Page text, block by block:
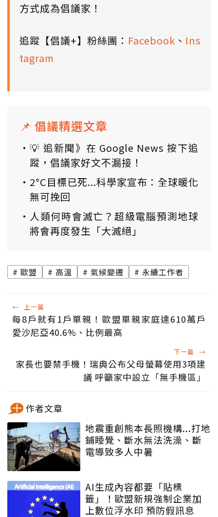
方式成為倡議家！
追蹤【倡議+】粉絲團： Facebook 、 Ins
tagram
📌 倡議精選文章
💡 追新聞》在 Google News 按下追
蹤，倡議家好文不漏接！
2°C目標已死...科學家宣布：全球暖化
無可挽回
人類何時會滅亡？超級電腦預測地球
將會再度發生「大滅絕」
歐盟 高溫 氣候變遷 永續工作者
← 上一篇
每8戶就有1戶單親！歐盟單親家庭達610萬戶
愛沙尼亞40.6%、比例最高
下一篇 →
家長也要禁手機！瑞典公布父母螢幕使用3項建
議 呼籲家中設立「無手機區」
作者文章
地震重創熊本長照機構...打地
鋪睡覺、斷水無法洗澡、斷
電導致多人中暑
AI生成內容都要「貼標
籤」！歐盟新規強制企業加
上數位浮水印 預防假訊息